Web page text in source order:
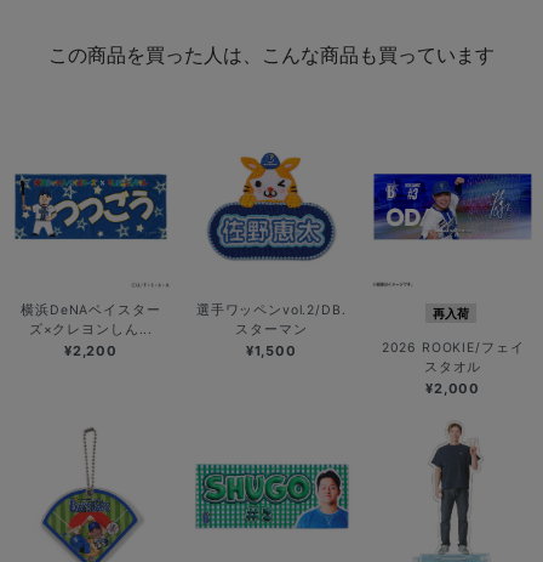
この商品を買った人は、こんな商品も買っています
横浜DeNAベイスター
ズ×クレヨンしん...
¥2,200
選手ワッペンvol.2/DB.
スターマン
¥1,500
再入荷
2026 ROOKIE/フェイ
スタオル
¥2,000